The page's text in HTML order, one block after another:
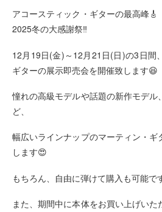
アコースティック・ギターの最高峰🎸
2025冬の大感謝祭‼
12月19日(金)～12月21日(日)の3日間
ギターの展示即売会を開催致します😆
憧れの高級モデルや話題の新作モデル
ど、
幅広いラインナップのマーティン・
します😍
もちろん、自由に弾けて購入も可能で
また、期間中に本体をお買い上げい